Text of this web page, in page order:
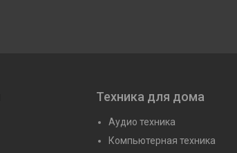
Техника для дома
Аудио техника
Компьютерная техника